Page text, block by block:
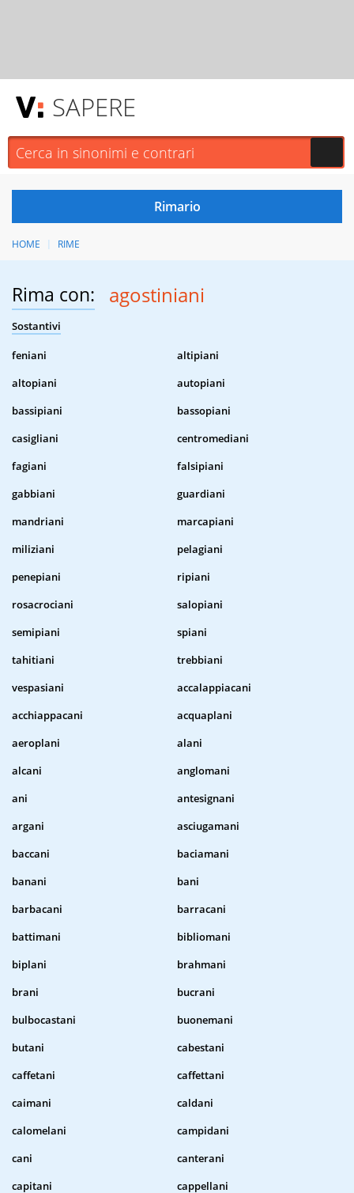
SAPERE
HOME RIME
Rima con: agostiniani
Sostantivi
feniani
altipiani
altopiani
autopiani
bassipiani
bassopiani
casigliani
centromediani
fagiani
falsipiani
gabbiani
guardiani
mandriani
marcapiani
miliziani
pelagiani
penepiani
ripiani
rosacrociani
salopiani
semipiani
spiani
tahitiani
trebbiani
vespasiani
accalappiacani
acchiappacani
acquaplani
aeroplani
alani
alcani
anglomani
ani
antesignani
argani
asciugamani
baccani
baciamani
banani
bani
barbacani
barracani
battimani
bibliomani
biplani
brahmani
brani
bucrani
bulbocastani
buonemani
butani
cabestani
caffetani
caffettani
caimani
caldani
calomelani
campidani
cani
canterani
capitani
cappellani